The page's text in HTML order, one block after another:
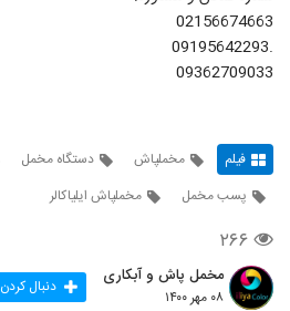
02156674663
.09195642293
09362709033
فیلم مخملپاش دستگاه مخمل
پسب مخمل
مخملپاش ایلیاکالر
۲۶۶
مخمل پاش و آبکاری
۰۸ مهر ۱۴۰۰ دنبال کردن